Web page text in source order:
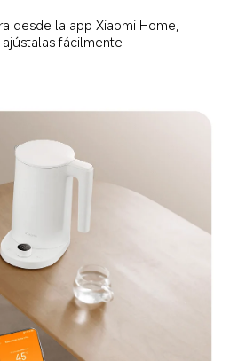
desde la app Xiaomi Home,
fácilmente